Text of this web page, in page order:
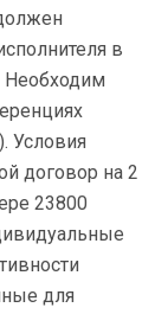
в
Условия
договор на 2
23800
для